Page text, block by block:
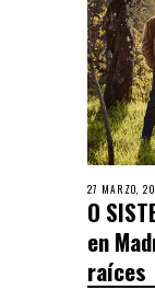
27 MARZO,
O
en
raíces